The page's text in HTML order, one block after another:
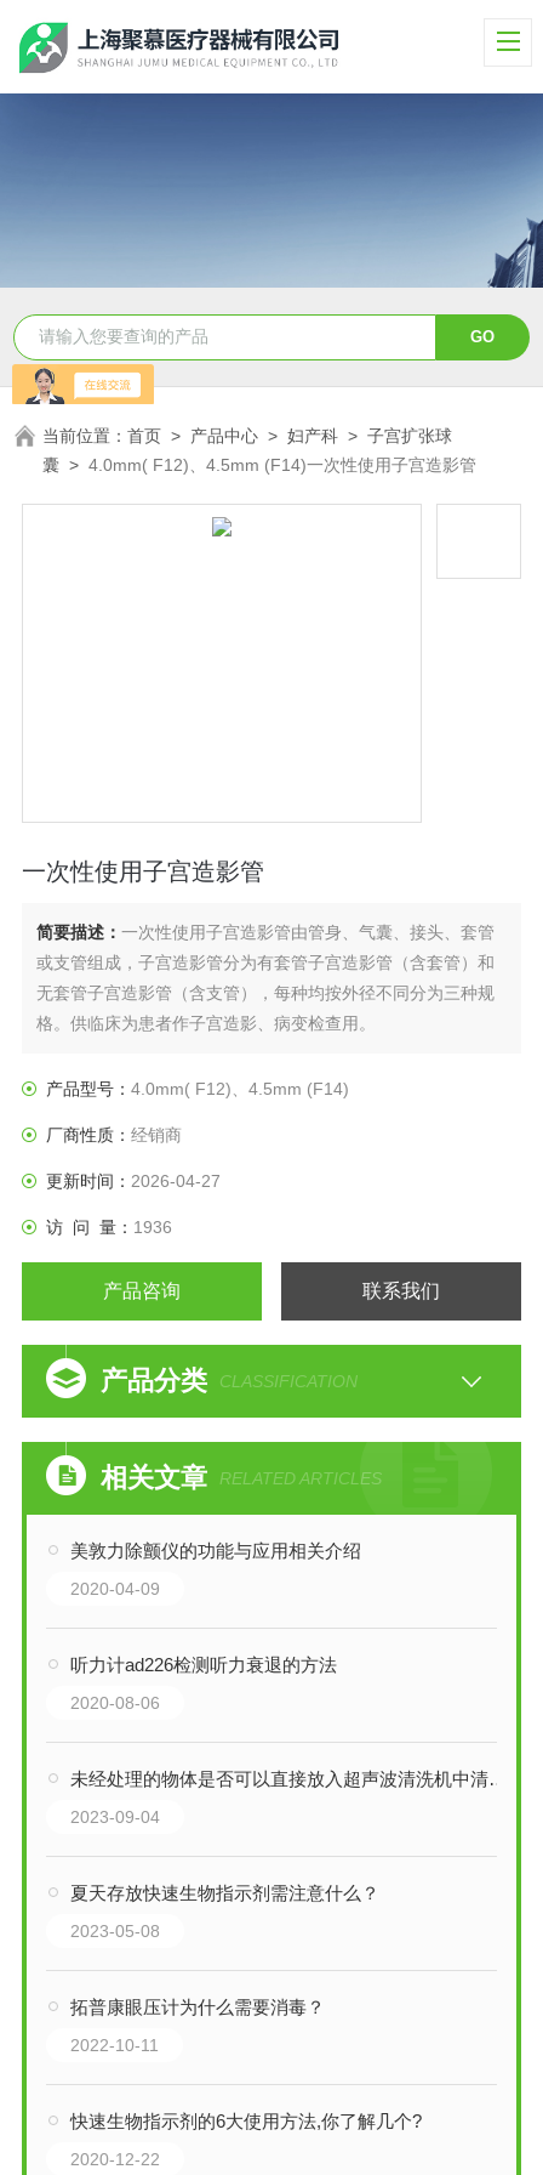
当前位置：首页 > 产品中心 >妇产科 >子宫扩张球
囊 >4.0mm( F12)、4.5mm (F14)一次性使用子宫造影管
一次性使用子宫造影管
简要描述： 一次性使用子宫造影管由管身、气囊、接头、套管
或支管组成，子宫造影管分为有套管子宫造影管（含套管）和
无套管子宫造影管（含支管），每种均按外径不同分为三种规
格。供临床为患者作子宫造影、病变检查用。
产品型号： 4.0mm( F12)、4.5mm (F14)
厂商性质： 经销商
更新时间： 2026-04-27
访 问 量： 1936
产品咨询 联系我们
产品分类 CLASSIFICATION
相关文章 RELATED ARTICLES
美敦力除颤仪的功能与应用相关介绍
2020-04-09
听力计ad226检测听力衰退的方法
2020-08-06
未经处理的物体是否可以直接放入超声波清洗机中清洗？
2023-09-04
夏天存放快速生物指示剂需注意什么？
2023-05-08
拓普康眼压计为什么需要消毒？
2022-10-11
快速生物指示剂的6大使用方法,你了解几个?
2020-12-22